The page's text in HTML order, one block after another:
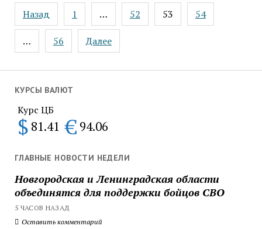
КУРСЫ ВАЛЮТ
Курс ЦБ
$ 81.41 € 94.06
ГЛАВНЫЕ НОВОСТИ НЕДЕЛИ
Новгородская и Ленинградская области
объединятся для поддержки бойцов СВО
5 ЧАСОВ НАЗАД
Оставить комментарий
Пагинация
записей
Назад 1 … 52 53 54
… 56 Далее